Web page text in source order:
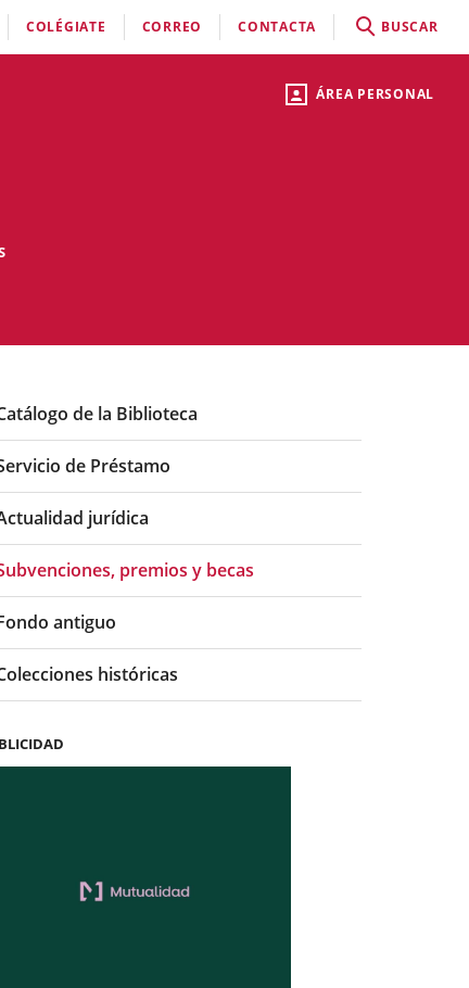
ÁREA PERSONAL
COLÉGIATE CORREO CONTACTA BUSCAR
de la Biblioteca
de Préstamo
jurídica
premios y becas
antiguo
históricas